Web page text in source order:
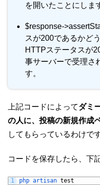
を開いたことにしま
$response-
スが200であるかど
HTTPステータスが
事サーバーで受理さ
す。
上記コードによってダミ
の人に、投稿の新規作成
してもらっているわけです
コードを保存したら、下
1 php artisan test